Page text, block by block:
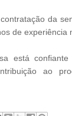
da
de experiência
está
ao